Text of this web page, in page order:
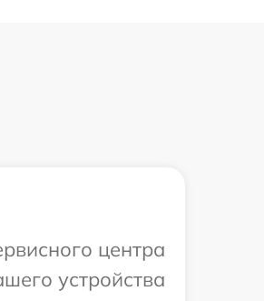
центра
устройства